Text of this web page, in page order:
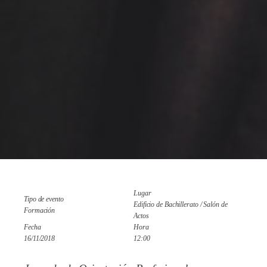
Tipo de evento
Formación
Lugar
Edificio de Bachillerato / Salón de
Actos
Fecha
16/11/2018
Hora
12:00